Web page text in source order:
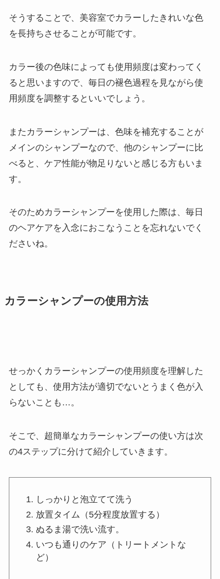
そうすることで、美容室でカラーしたきれいな色
を長持ちさせることが可能です。
カラー後の色味によっても使用頻度は変わってく
ると思いますので、毎日の褪色過程を見ながら使
用頻度を調整するといいでしょう。
またカラーシャンプーは、色味を補充することが
メインのシャンプーなので、他のシャンプーに比
べると、ケア性能が物足りないと感じる方もいま
す。
そのためカラーシャンプーを使用した際は、毎日
のヘアケアを入念におこなうことを忘れないでく
ださいね。
カラーシャンプーの使用方法
せっかくカラーシャンプーの使用頻度を理解した
としても、使用方法が適切でないとうまく色が入
らないことも…。
そこで、超簡単なカラーシャンプーの使い方は次
の4ステップに分けて紹介していきます。
しっかりと泡立てて洗う
放置タイム（5分程度放置する）
ぬるま湯で洗い流す。
いつも通りのケア（トリートメントな
ど）